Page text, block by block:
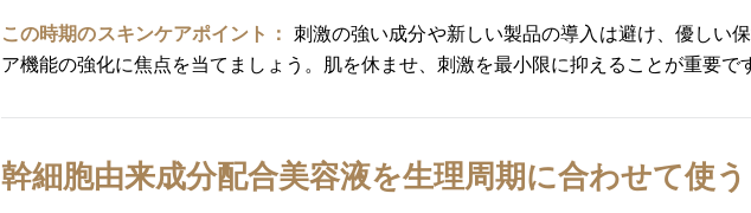
この時期のスキンケアポイント： 刺激の強い成分や新しい製品の導入は避け、優しい
ア機能の強化に焦点を当てましょう。肌を休ませ、刺激を最小限に抑えることが重要で
幹細胞由来成分配合美容液を生理周期に合わせて使う